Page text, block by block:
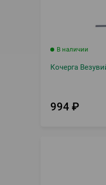
В наличии
Кочерга
994 ₽